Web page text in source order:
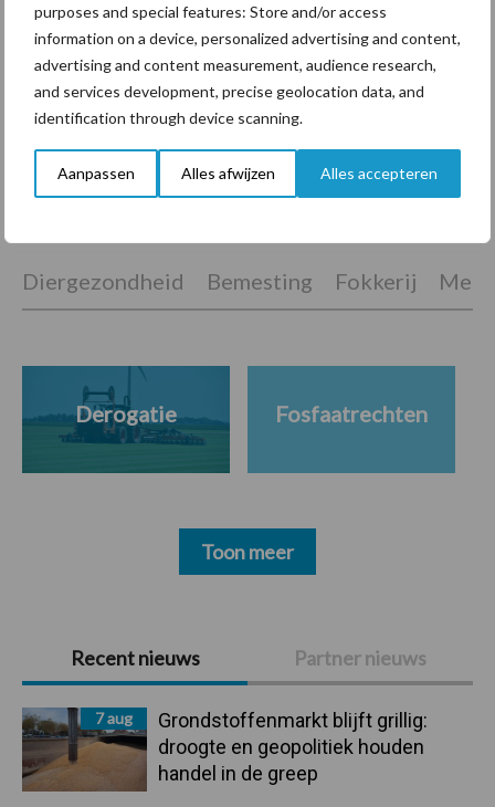
purposes and special features: Store and/or access
information on a device, personalized advertising and content,
advertising and content measurement, audience research,
and services development, precise geolocation data, and
identification through device scanning.
Aanpassen Alles afwijzen Alles accepteren
Primaire
Sidebar
Recent nieuws Partner nieuws
7 aug
Grondstoffenmarkt blijft grillig:
droogte en geopolitiek houden
handel in de greep
ForFarmers ziet volume en
marktaandeel groeien in
krimpende Nederlandse
markt
Diergezondheid Bemesting Fokkerij
Derogatie Fosfaatrechten
Toon meer